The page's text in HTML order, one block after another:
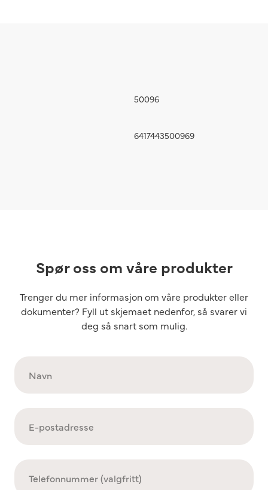
50096
6417443500969
Spør oss om våre produkter
Trenger du mer informasjon om våre produkter eller
dokumenter? Fyll ut skjemaet nedenfor, så svarer vi
deg så snart som mulig.